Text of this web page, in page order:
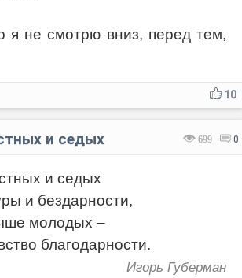
не смотрю вниз, перед тем,
10
699 0
и седых
и седых
и бездарности,
молодых –
благодарности.
Игорь Губерман